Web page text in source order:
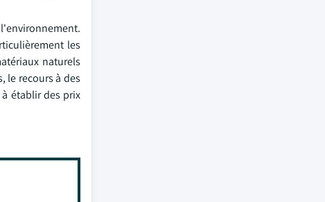
les
naturels
le recours à des
établir des prix